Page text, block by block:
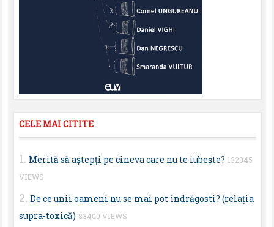
CELE MAI CITITE
Merită să aştepţi pe cineva care nu te iubeşte? 132845
VIEWS
De ce unii oameni nu se mai pot îndrăgosti? (relaţia
supra-toxică) 83400 VIEWS